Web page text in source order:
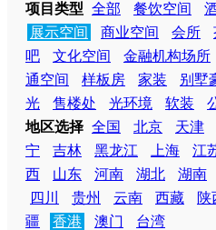
项目类型 全部 餐饮空间
展示空间
商业空间 会所
吧
文化空间 金融机构场所
通空间
样板房 家装 别墅
光
售楼处 光环境 软装
地区选择 全国 北京 天津
宁
吉林 黑龙江 上海 江
西
山东 河南 湖北 湖南
四川
贵州 云南 西藏 陕
疆
香港 澳门
台湾